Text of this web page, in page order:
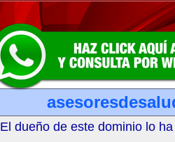
El dueño de este dominio lo